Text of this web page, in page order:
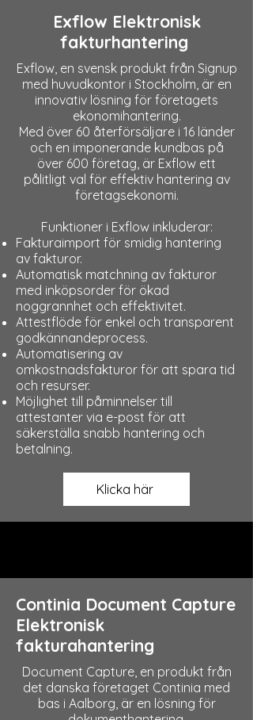
Exflow Elektronisk
fakturhantering
Exflow, en svensk produkt från Signup
med huvudkontor i Stockholm, är en
innovativ lösning för företagets
ekonomihantering.
Med över 60 återförsäljare i 16 länder
och en imponerande kundbas på
över 600 företag, är Exflow ett
pålitligt val för effektiv hantering av
företagsekonomi.
Funktioner i Exflow inkluderar:
Fakturaimport för smidig hantering
av fakturor.
Automatisk matchning av fakturor
med inköpsorder för ökad
noggrannhet och effektivitet.
Attestflöde för enkel och transparent
godkännandeprocess.
Automatisering av
omkostnadsfakturor för att spara tid
och resurser.
Möjlighet till påminnelser till
attestanter via e-post för att
säkerställa snabb hantering och
betalning.
Klicka här
Continia Document Capture
Elektronisk
fakturahantering
Document Capture, en produkt från
det danska företaget Continia med
bas i Aalborg, är en lösning för